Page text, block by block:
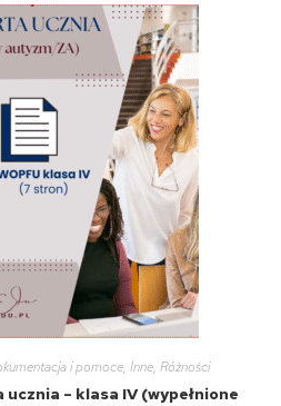
i pomoce, Inne, Różności
ucznia – klasa IV (wypełnione